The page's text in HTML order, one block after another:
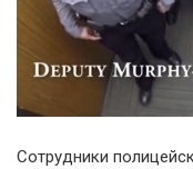
Сотрудники